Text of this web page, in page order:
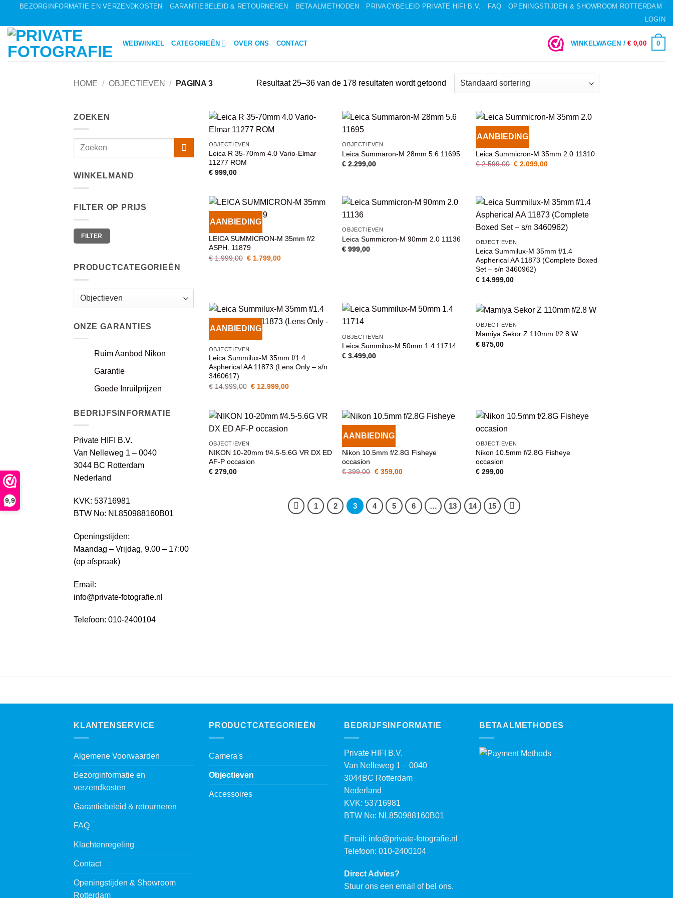
9,9
inhoud
BEZORGINFORMATIE EN VERZENDKOSTEN GARANTIEBELEID & RETOURNEREN BETAALMETHODEN PRIVACYBELEID PRIVATE HIFI B.V. FAQ
OPENINGSTIJDEN & SHOWROOM ROTTERDAM
LOGIN
WEBWINKEL CATEGORIEËN OVER ONS CONTACT WINKELWAGEN /€ 0,00 0
HOME / OBJECTIEVEN / PAGINA 3 Resultaat 25–36 van de 178 resultaten wordt getoond
ZOEKEN
WINKELMAND
FILTER OP PRIJS
Min.
prijs
Max.
prijsFILTER
PRODUCTCATEGORIEËN
ONZE GARANTIES
Ruim Aanbod Nikon
Garantie
Goede Inruilprijzen
BEDRIJFSINFORMATIE
Private HIFI B.V.
Van Nelleweg 1 – 0040
3044 BC Rotterdam
Nederland
KVK: 53716981
BTW No: NL850988160B01
Openingstijden:
Maandag – Vrijdag, 9.00 – 17:00
(op afspraak)
Email:
info@private-fotografie.nl
Telefoon: 010-2400104
WENSENLIJST
OBJECTIEVEN
Leica R 35-70mm 4.0 Vario-Elmar
11277 ROM
€999,00
WENSENLIJST
OBJECTIEVEN
Leica Summaron-M 28mm 5.6 11695
€ 2.299,00
AANBIEDING
WENSENLIJST
Leica Summicron-M 35mm 2.0 11310
€2.599,00 Oorspronkelijke
€ 2.099,00Huidige
AANBIEDING
AAN
WENSENLIJST
LEICA SUMMICRON-M 35mm f/2
ASPH. 11879
€1.999,00 Oorspronkelijke
€ 1.799,00Huidige
WENSENLIJST
OBJECTIEVEN
Leica Summicron-M 90mm 2.0 11136
€ 999,00
VOEG TOE
OBJECTIEVEN
Leica Summilux-M 35mm f/1.4
Aspherical AA 11873 (Complete Boxed
Set – s/n 3460962)
€ 14.999,00
AANBIEDING
OBJECTIEVEN
Leica Summilux-M 35mm f/1.4
Aspherical AA 11873 (Lens Only – s/n
3460617)
€14.999,00 Oorspronkelijke
€ 12.999,00Huidige
WENSENLIJST
OBJECTIEVEN
Leica Summilux-M 50mm 1.4 11714
€ 3.499,00
VOEG TOE
OBJECTIEVEN
Mamiya Sekor Z 110mm f/2.8 W
€ 875,00
WENSENLIJST
OBJECTIEVEN
NIKON 10-20mm f/4.5-5.6G VR DX ED
AF-P occasion
€279,00
AANBIEDING
WENSENLIJST
Nikon 10.5mm f/2.8G Fisheye
occasion
€399,00 Oorspronkelijke
€359,00Huidige
WENSENLIJST
OBJECTIEVEN
Nikon 10.5mm f/2.8G Fisheye
occasion
€ 299,00
1 2 3 4 5 6 … 13 14 15
KLANTENSERVICE
Algemene Voorwaarden
Bezorginformatie en
verzendkosten
Garantiebeleid & retourneren
FAQ
Klachtenregeling
Contact
Openingstijden & Showroom
Rotterdam
PRODUCTCATEGORIEËN
Camera's
Objectieven
Accessoires
BEDRIJFSINFORMATIE
Private HIFI B.V.
Van Nelleweg 1 – 0040
3044BC Rotterdam
Nederland
KVK: 53716981
BTW No: NL850988160B01
Email: info@private-fotografie.nl
Telefoon: 010-2400104
Direct Advies?
Stuur ons een email of bel ons.
BETAALMETHODES